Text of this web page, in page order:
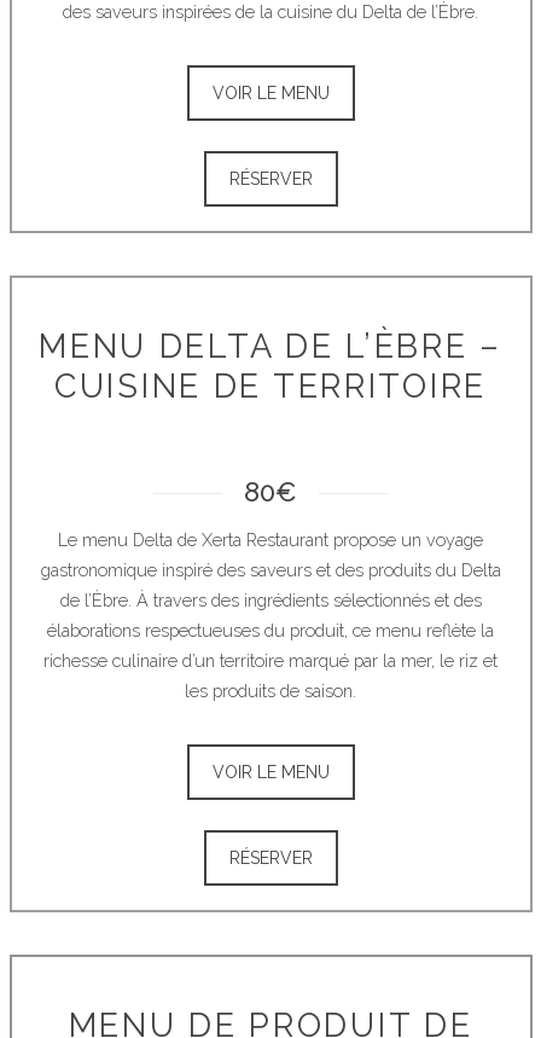
des saveurs inspirées de la cuisine du Delta de l’Èbre.
VOIR LE MENU
RÉSERVER
MENU DELTA DE L’ÈBRE –
CUISINE DE TERRITOIRE
80€
Le menu Delta de Xerta Restaurant propose un voyage
gastronomique inspiré des saveurs et des produits du Delta
de l’Èbre. À travers des ingrédients sélectionnés et des
élaborations respectueuses du produit, ce menu reflète la
richesse culinaire d’un territoire marqué par la mer, le riz et
les produits de saison.
VOIR LE MENU
RÉSERVER
MENU DE PRODUIT DE